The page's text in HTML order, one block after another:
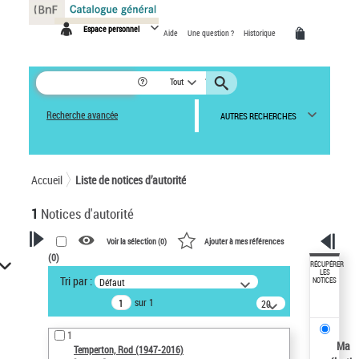
Espace personnel Aide Une question ? Historique
Tout
Recherche avancée AUTRES RECHERCHES
Accueil Liste de notices d’autorité
1 Notices d'autorité
VOTRE RECHERCHE
Recherche avancée dans les
notices d’autorité
Œuvres liées à l'auteur :
Temperton, Rod (1947-2016)
Voir la sélection (0) Ajouter à mes références
(0)
Tri par : Défaut
sur 1
20
résultats/page
1
Temperton, Rod (1947-2016)
RÉCUPÉRER
LES
NOTICES
Ma
Panneau de gestion des cookies